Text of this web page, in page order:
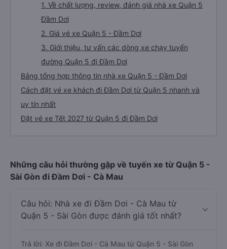
1. Về chất lượng, review, đánh giá nhà xe Quận 5
Đầm Dơi
2. Giá vé xe Quận 5 - Đầm Dơi
3. Giới thiệu, tư vấn các dòng xe chạy tuyến
đường Quận 5 đi Đầm Dơi
Bảng tổng hợp thông tin nhà xe Quận 5 - Đầm Dơi
Cách đặt vé xe khách đi Đầm Dơi từ Quận 5 nhanh và
uy tín nhất
Đặt vé xe Tết 2027 từ Quận 5 đi Đầm Dơi
Những câu hỏi thường gặp về tuyến xe từ Quận 5 -
Sài Gòn đi Đầm Dơi - Cà Mau
Câu hỏi: Nhà xe đi Đầm Dơi - Cà Mau từ
Quận 5 - Sài Gòn được đánh giá tốt nhất?
Trả lời: Xe đi Đầm Dơi - Cà Mau từ Quận 5 - Sài Gòn